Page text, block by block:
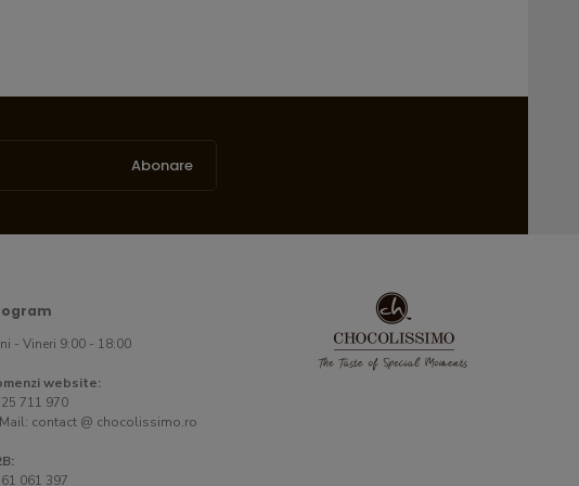
Abonare
- Vineri 9:00 - 18:00
website:
711 970
contact @ chocolissimo.ro
061 397